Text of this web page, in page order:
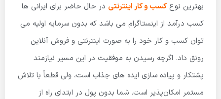
بهترین نوع کسب و کار اینترنتی در حال حاضر برای ایرانی ها
کسب درآمد از اینستاگرام می باشد که بدون سرمایه اولیه می
توان کسب و کار خود را به صورت اینترنتی و فروش آنلاین
رونق داد. اگرچه رسیدن به موفقیت در این مسیر نیازمند
پشتکار و پیاده سازی ایده های جذاب است، ولی قطعاً با تلاش
مستمر امکان‌پذیر است. شما بدون پول در ابتدای راه از